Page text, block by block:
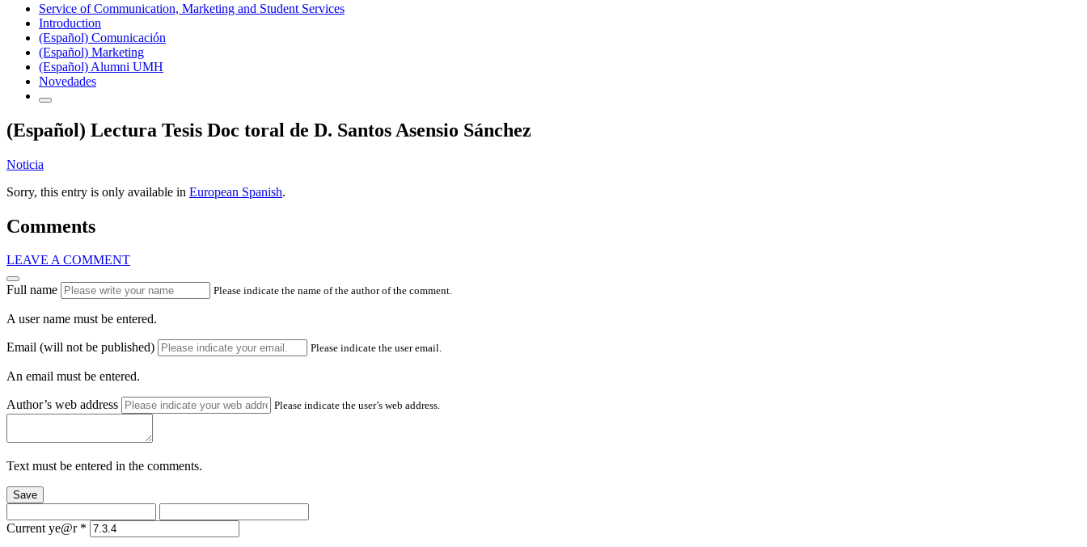
Service of Communication, Marketing and Student Services
Introduction
(Español) Comunicación
(Español) Marketing
(Español) Alumni UMH
Novedades
(Español) Lectura Tesis Doc toral de D. Santos Asensio Sánchez
Noticia
Sorry, this entry is only available in European Spanish.
Comments
LEAVE A COMMENT
Full name Please indicate the name of the author of the comment.
A user name must be entered.
Email (will not be published) Please indicate the user email.
An email must be entered.
Author’s web address Please indicate the user’s web address.
Text must be entered in the comments.
Save
Current ye@r *